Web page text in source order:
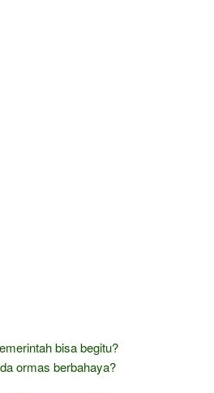
bisa begitu?
ormas berbahaya?